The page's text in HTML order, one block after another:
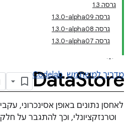
גרסה 1.3
גרסה ‎1.3.0-alpha09
גרסה ‎1.3.0-alpha08
גרסה ‎1.3.0-alpha07
DataStore
מדריך למשתמש Codelab
לאחסן נתונים באופן אסינכרוני, עקבי
וטרנזקציונלי, וכך להתגבר על חלק